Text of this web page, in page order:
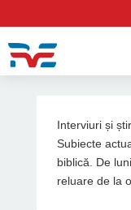
Interviuri și
Subiecte
biblică. De
reluare de la